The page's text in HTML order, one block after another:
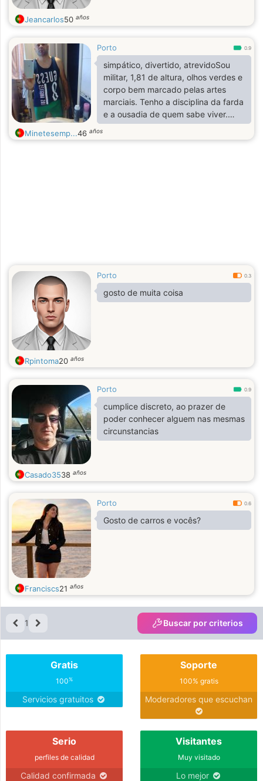
Jeancarlos50 años
Porto 0.9
simpático, divertido, atrevidoSou
militar, 1,81 de altura, olhos verdes e
corpo bem marcado pelas artes
marciais. Tenho a disciplina da farda
e a ousadia de quem sabe viver.
Gosto de provocar sorrisos, criar
desejo e dar carinho na mesma
Minetesemp...46 años
Porto 0.3
gosto de muita coisa
Rpintoma20 años
Porto 0.9
cumplice discreto, ao prazer de
poder conhecer alguem nas mesmas
circunstancias
Casado3538 años
Porto 0.6
Gosto de carros e vocês?
Franciscs21 años
1 Buscar por criterios
Gratis
100%
Servicios gratuitos
Soporte
100% gratis
Moderadores que escuchan
Serio
perfiles de calidad
Calidad confirmada
Visitantes
Muy visitado
Lo mejor